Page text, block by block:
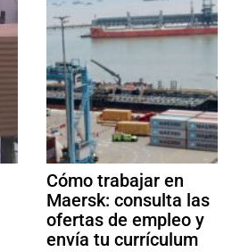
Cómo trabajar en
Maersk: consulta las
ofertas de empleo y
envía tu currículum